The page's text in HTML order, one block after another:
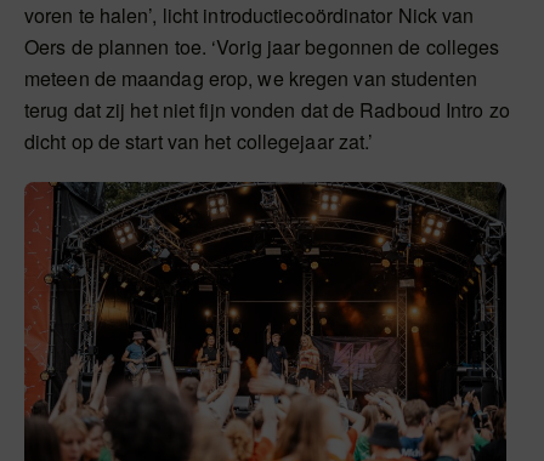
voren te halen’, licht introductiecoördinator Nick van
Oers de plannen toe. ‘Vorig jaar begonnen de colleges
meteen de maandag erop, we kregen van studenten
terug dat zij het niet fijn vonden dat de Radboud Intro zo
dicht op de start van het collegejaar zat.’